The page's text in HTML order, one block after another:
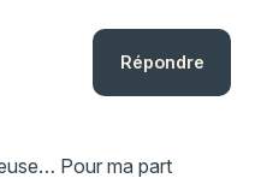
Pour ma part
Répondre